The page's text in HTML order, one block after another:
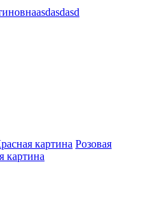
картина Розовая
картина